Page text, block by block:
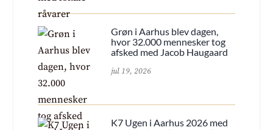
Grøn i Aarhus blev dagen,
hvor 32.000 mennesker tog
afsked med Jacob Haugaard
jul 19, 2026
K7 Ugen i Aarhus 2026 med